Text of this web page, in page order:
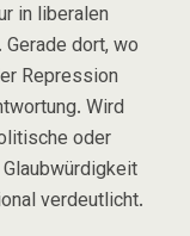
in liberalen
dort, wo
Repression
Wird
oder
verdeutlicht.